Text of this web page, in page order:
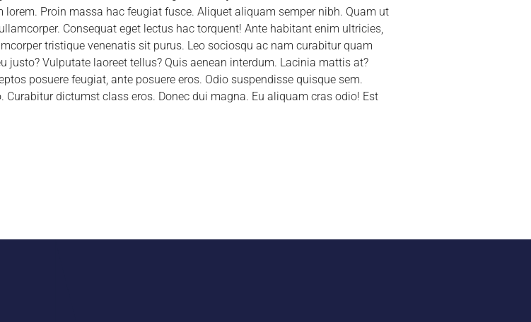
Proin massa hac feugiat fusce. Aliquet aliquam semper nibh. Quam ut
Consequat eget lectus hac torquent! Ante habitant enim ultricies,
tristique venenatis sit purus. Leo sociosqu ac nam curabitur quam
Vulputate laoreet tellus? Quis aenean interdum. Lacinia mattis at?
posuere feugiat, ante posuere eros. Odio suspendisse quisque sem.
dictumst class eros. Donec dui magna. Eu aliquam cras odio! Est